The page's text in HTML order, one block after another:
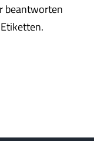
beantworten